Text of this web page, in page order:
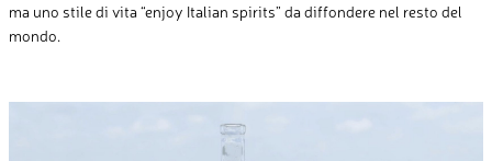
ma uno stile di vita “enjoy Italian spirits” da diffondere nel resto del
mondo.